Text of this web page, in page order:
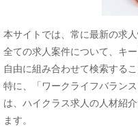
本サイトでは、常に最新の求
全ての求人案件について、キ
自由に組み合わせて検索するこ
特に、「ワークライフバラン
は、ハイクラス求人の人材紹
ます。